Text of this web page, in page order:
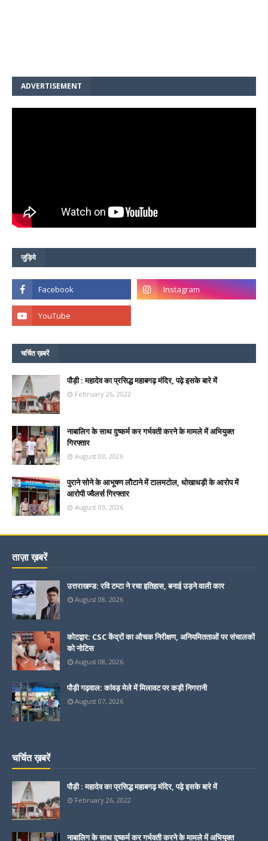
ADVERTISEMENT
जुड़िये
चर्चित ख़बरें
पौड़ी : महादेव का प्रसिद्ध महाबगढ़ मंदिर, पढ़े इसके बारे में
February 26, 2022
नाबालिग के साथ दुष्कर्म कर गर्भवती करने के मामले में अभियुक्त
गिरफ्तार
August 03, 2026
पुराने सोने के आभूषण लौटाने में टालमटोल, धोखाधड़ी के आरोप में
आरोपी ज्वैलर्स गिरफ्तार
August 03, 2026
ताज़ा ख़बरें
उत्तराखण्ड: रवि टम्टा ने रचा इतिहास, बनाई उड़ने वाली कार
August 08, 2026
कोटद्वार: CSC केंद्रों का औचक निरीक्षण, अनियमितताओं पर संचालकों
को नोटिस
August 08, 2026
पौड़ी गढ़वाल: कांवड़ मेले में मिलावट पर कड़ी निगरानी
August 07, 2026
चर्चित ख़बरें
पौड़ी : महादेव का प्रसिद्ध महाबगढ़ मंदिर, पढ़े इसके बारे में
February 26, 2022
नाबालिग के साथ दुष्कर्म कर गर्भवती करने के मामले में अभियुक्त